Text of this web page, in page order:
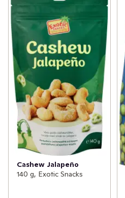
Cashew Jalapeño
140 g, Exotic Snacks